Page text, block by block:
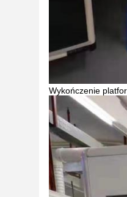
Wykończenie